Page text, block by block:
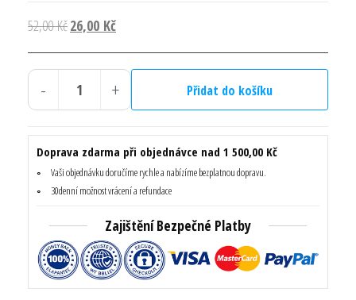
52,00KčPůvodní
byla:
52,00 Kč.
26,00 KčAktuální
je:
26,00 Kč.
-
9,5
množství
+ Přidat do košíku
Doprava zdarma při objednávce nad 1 500,00 Kč
Vaši objednávku doručíme rychle a nabízíme bezplatnou dopravu.
30denní možnost vrácení a refundace
Zajištění Bezpečné Platby